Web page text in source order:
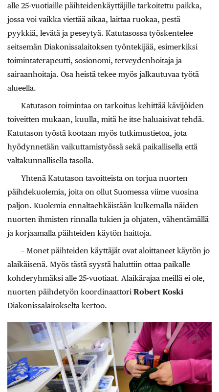
alle 25-vuotiaille päihteidenkäyttäjille tarkoitettu paikka,
jossa voi vaikka viettää aikaa, laittaa ruokaa, pestä
pyykkiä, levätä ja peseytyä. Katutasossa työskentelee
seitsemän Diakonissalaitoksen työntekijää, esimerkiksi
toimintaterapeutti, sosionomi, terveydenhoitaja ja
sairaanhoitaja. Osa heistä tekee myös jalkautuvaa työtä
alueella.
Katutason toimintaa on tarkoitus kehittää kävijöiden
toiveitten mukaan, kuulla, mitä he itse haluaisivat tehdä.
Katutason työstä kootaan myös tutkimustietoa, jota
hyödynnetään vaikuttamistyössä sekä paikallisella että
valtakunnallisella tasolla.
Yhtenä Katutason tavoitteista on torjua nuorten
päihdekuolemia, joita on ollut Suomessa viime vuosina
paljon. Kuolemia ennaltaehkäistään kulkemalla näiden
nuorten ihmisten rinnalla tukien ja ohjaten, vähentämällä
ja korjaamalla päihteiden käytön haittoja.
– Monet päihteiden käyttäjät ovat aloittaneet käytön jo
alaikäisenä. Myös tästä syystä haluttiin ottaa paikalle
kohderyhmäksi alle 25-vuotiaat. Alaikärajaa meillä ei ole,
nuorten päihdetyön koordinaattori Robert Koski
Diakonissalaitokselta kertoo.